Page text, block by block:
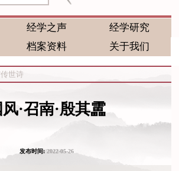
经学之声
经学研究
档案资料 关于我们
传世诗
风·召南·殷其靁
发布时间:2022-05-26